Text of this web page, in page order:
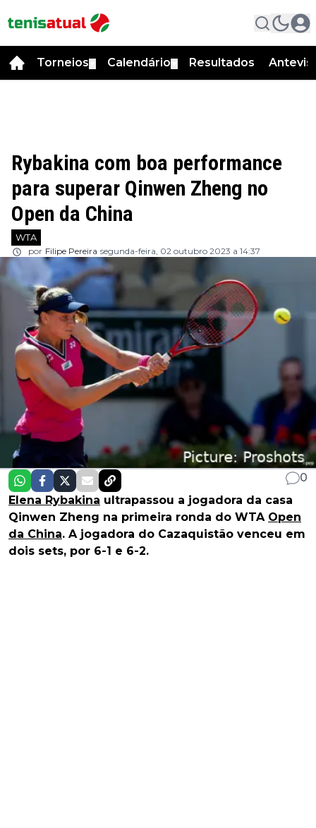
Torneios Calendário Resultados
Rybakina com boa performance
para superar Qinwen Zheng no
Open da China
WTA
por Filipe Pereira segunda-feira, 02 outubro 2023 a 14:37
0
Elena Rybakina ultrapassou a jogadora da casa
Qinwen Zheng na primeira ronda do WTA Open
da China. A jogadora do Cazaquistão venceu em
dois sets, por 6-1 e 6-2.